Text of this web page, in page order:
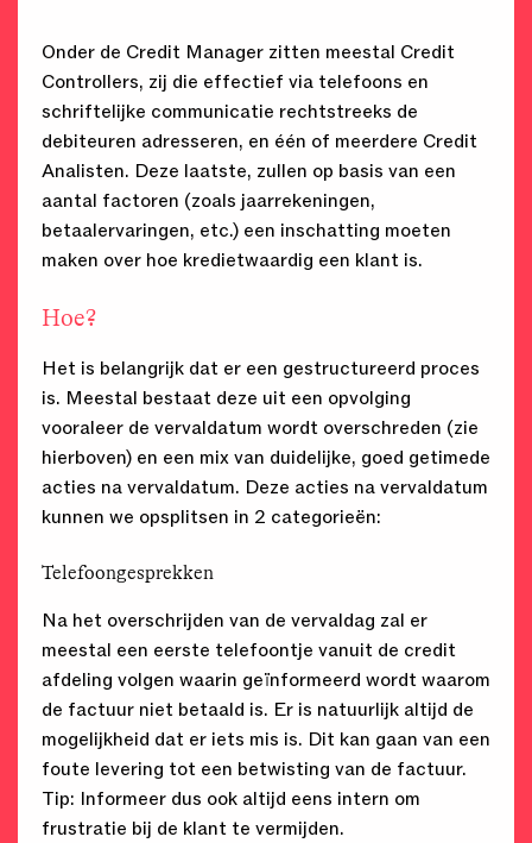
Onder de Credit Manager zitten meestal Credit
Controllers, zij die effectief via telefoons en
schriftelijke communicatie rechtstreeks de
debiteuren adresseren, en één of meerdere Credit
Analisten. Deze laatste, zullen op basis van een
aantal factoren (zoals jaarrekeningen,
betaalervaringen, etc.) een inschatting moeten
maken over hoe kredietwaardig een klant is.
Hoe?
Het is belangrijk dat er een gestructureerd proces
is. Meestal bestaat deze uit een opvolging
vooraleer de vervaldatum wordt overschreden (zie
hierboven) en een mix van duidelijke, goed getimede
acties na vervaldatum. Deze acties na vervaldatum
kunnen we opsplitsen in 2 categorieën:
Telefoongesprekken
Na het overschrijden van de vervaldag zal er
meestal een eerste telefoontje vanuit de credit
afdeling volgen waarin geïnformeerd wordt waarom
de factuur niet betaald is. Er is natuurlijk altijd de
mogelijkheid dat er iets mis is. Dit kan gaan van een
foute levering tot een betwisting van de factuur.
Tip: Informeer dus ook altijd eens intern om
frustratie bij de klant te vermijden.